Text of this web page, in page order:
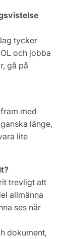
tycker
och jobba
gå på
med
länge,
lite
trevligt att
allmänna
ses när
dokument,